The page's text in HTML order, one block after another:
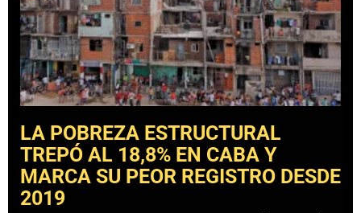
LA POBREZA ESTRUCTURAL
TREPÓ AL 18,8% EN CABA Y
MARCA SU PEOR REGISTRO DESDE
2019